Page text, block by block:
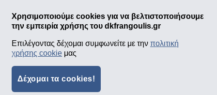
Χρησιμοποιούμε cookies για να βελτιστοποιήσουμε
την εμπειρία χρήσης του dkfrangoulis.gr
Επιλέγοντας δέχομαι συμφωνείτε με την πολιτική
χρήσης cookie μας
Δέχομαι τα cookies!